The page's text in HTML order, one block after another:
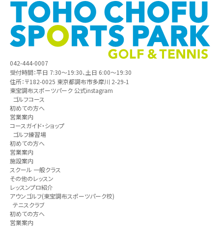
042-444-0007
受付時間：平日 7:30～19:30、土日 6:00～19:30
住所：〒182-0025 東京都調布市多摩川 2-29-1
東宝調布スポーツパーク 公式instagram
ゴルフコース
初めての方へ
営業案内
コースガイド・ショップ
ゴルフ練習場
初めての方へ
営業案内
施設案内
スクール 一般クラス
その他のレッスン
レッスンプロ紹介
アウンゴルフ(東宝調布スポーツパーク校)
テニスクラブ
初めての方へ
営業案内